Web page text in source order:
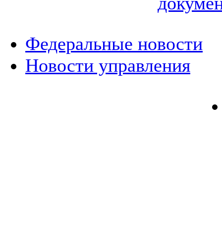
Федеральные новости
Новости управления